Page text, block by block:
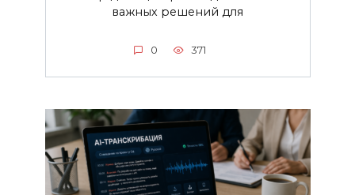
важных решений для
0 371